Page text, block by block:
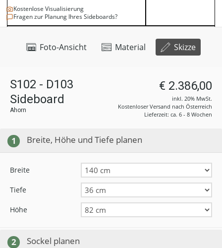
Foto-Ansicht Material Skizze
Kostenlose Visualisierung
Fragen zur Planung Ihres Sideboards?
S102 - D103
Sideboard
Ahorn
€ 2.386,00
inkl. 20% MwSt.
Kostenloser Versand nach Österreich
Lieferzeit: ca. 6 - 8 Wochen
1 Breite, Höhe und Tiefe planen
Breite
Tiefe
Höhe
2 Sockel planen